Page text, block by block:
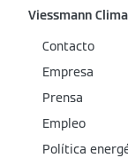
Viessmann
Contacto
Empresa
Prensa
Empleo
Política